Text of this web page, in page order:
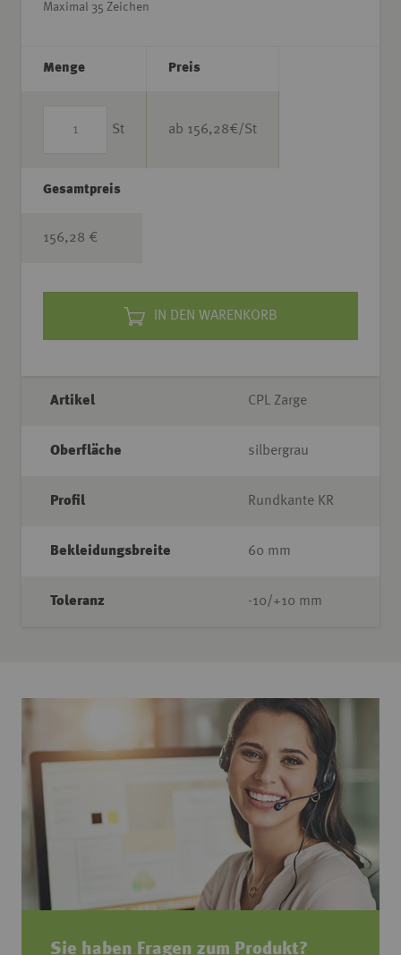
Sie haben Fragen zum Produkt?
Maximal 35 Zeichen
Menge
St
Preis
ab 156,28€/St
Gesamtpreis
156,28 €
IN DEN WARENKORB
Artikel CPL Zarge
Oberfläche silbergrau
Profil Rundkante KR
Bekleidungsbreite 60 mm
Toleranz -10/+10 mm